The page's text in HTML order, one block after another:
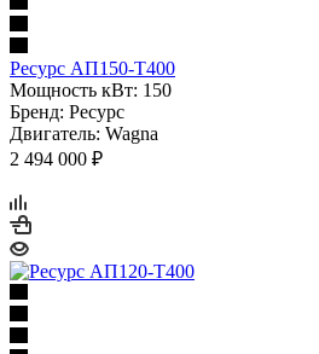
Ресурс АП150-Т400
Мощность кВт: 150
Бренд: Ресурс
Двигатель: Wagna
2 494 000 ₽